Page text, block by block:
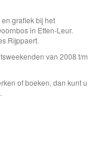
grafiek bij het
in Etten-Leur.
Rijppaert.
van 2008 t/m
of boeken, dan kunt u